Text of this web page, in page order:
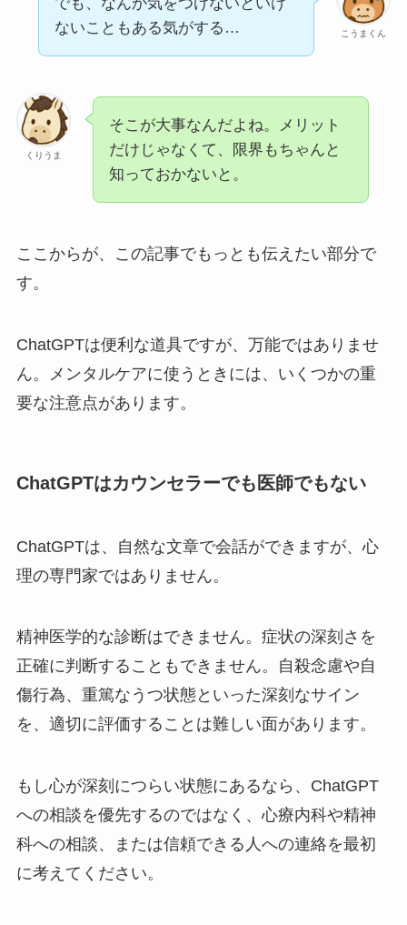
こうまくん
でも、なんか気をつけないといけ
ないこともある気がする…
くりうま
そこが大事なんだよね。メリット
だけじゃなくて、限界もちゃんと
知っておかないと。
ここからが、この記事でもっとも伝えたい部分で
す。
ChatGPTは便利な道具ですが、万能ではありませ
ん。メンタルケアに使うときには、いくつかの重
要な注意点があります。
ChatGPTはカウンセラーでも医師でもない
ChatGPTは、自然な文章で会話ができますが、心
理の専門家ではありません。
精神医学的な診断はできません。症状の深刻さを
正確に判断することもできません。自殺念慮や自
傷行為、重篤なうつ状態といった深刻なサイン
を、適切に評価することは難しい面があります。
もし心が深刻につらい状態にあるなら、ChatGPT
への相談を優先するのではなく、心療内科や精神
科への相談、または信頼できる人への連絡を最初
に考えてください。